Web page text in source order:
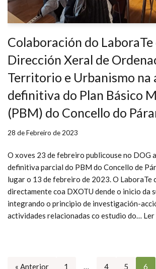
Colaboración do LaboraTe
Dirección Xeral de
Territorio e Urbanismo na
definitiva do Plan Básico
(PBM) do Concello do
28 de Febreiro de 2023
O xoves 23 de febreiro publicouse no DOG
definitiva parcial do PBM do Concello de
lugar o 13 de febreiro de 2023. O LaboraTe
directamente coa DXOTU dende o inicio da
integrando o principio de investigación-
actividades relacionadas co estudio do… Ler
« Anterior 1 … 4 5 6